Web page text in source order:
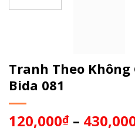
Tranh Theo
Bida 081
120,000₫ –